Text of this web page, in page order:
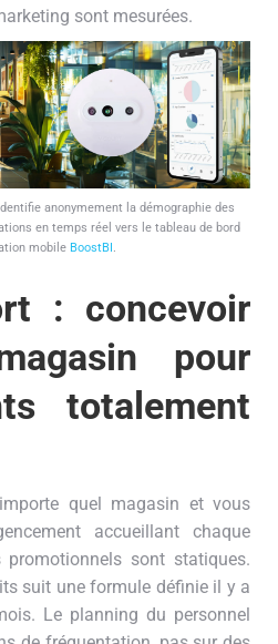
sont mesurées.
anonymement la démographie des
en temps réel vers le tableau de bord
mobile BoostBI
: concevoir
pour
totalement
quel magasin et vous
accueillant chaque
promotionnels sont statiques.
suit une formule définie il y a
Le planning du personnel